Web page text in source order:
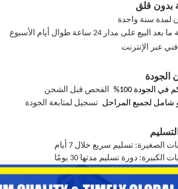
بدون قلق
لمدة سنة واحدة
البيع على مدار 24 ساعة طوال أيام الأسبوع
عبر الإنترنت
الجودة
في الجودة 100%
الفحص قبل الشحن
شامل لجميع المراحل تسجيل لمتابعة الجودة
الصغيرة: تسليم سريع خلال 7 أيام
الكبيرة: دورة تسليم مدتها 30 يومًا